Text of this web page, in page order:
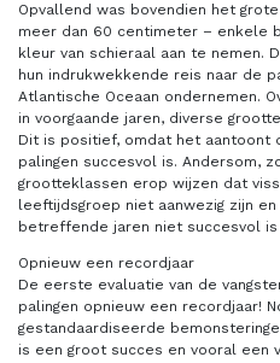
Opvallend was bovendien het
meer dan 60 centimeter – enkele
kleur van schieraal aan te nemen.
hun indrukwekkende reis naar de
Atlantische Oceaan ondernemen.
in voorgaande jaren, diverse
Dit is positief, omdat het aantoont
palingen succesvol is. Andersom,
grootteklassen erop wijzen dat
leeftijdsgroep niet aanwezig zijn
betreffende jaren niet succesvol is
Opnieuw een recordjaar
De eerste evaluatie van de
palingen opnieuw een recordjaar!
gestandaardiseerde
is een groot succes en vooral een